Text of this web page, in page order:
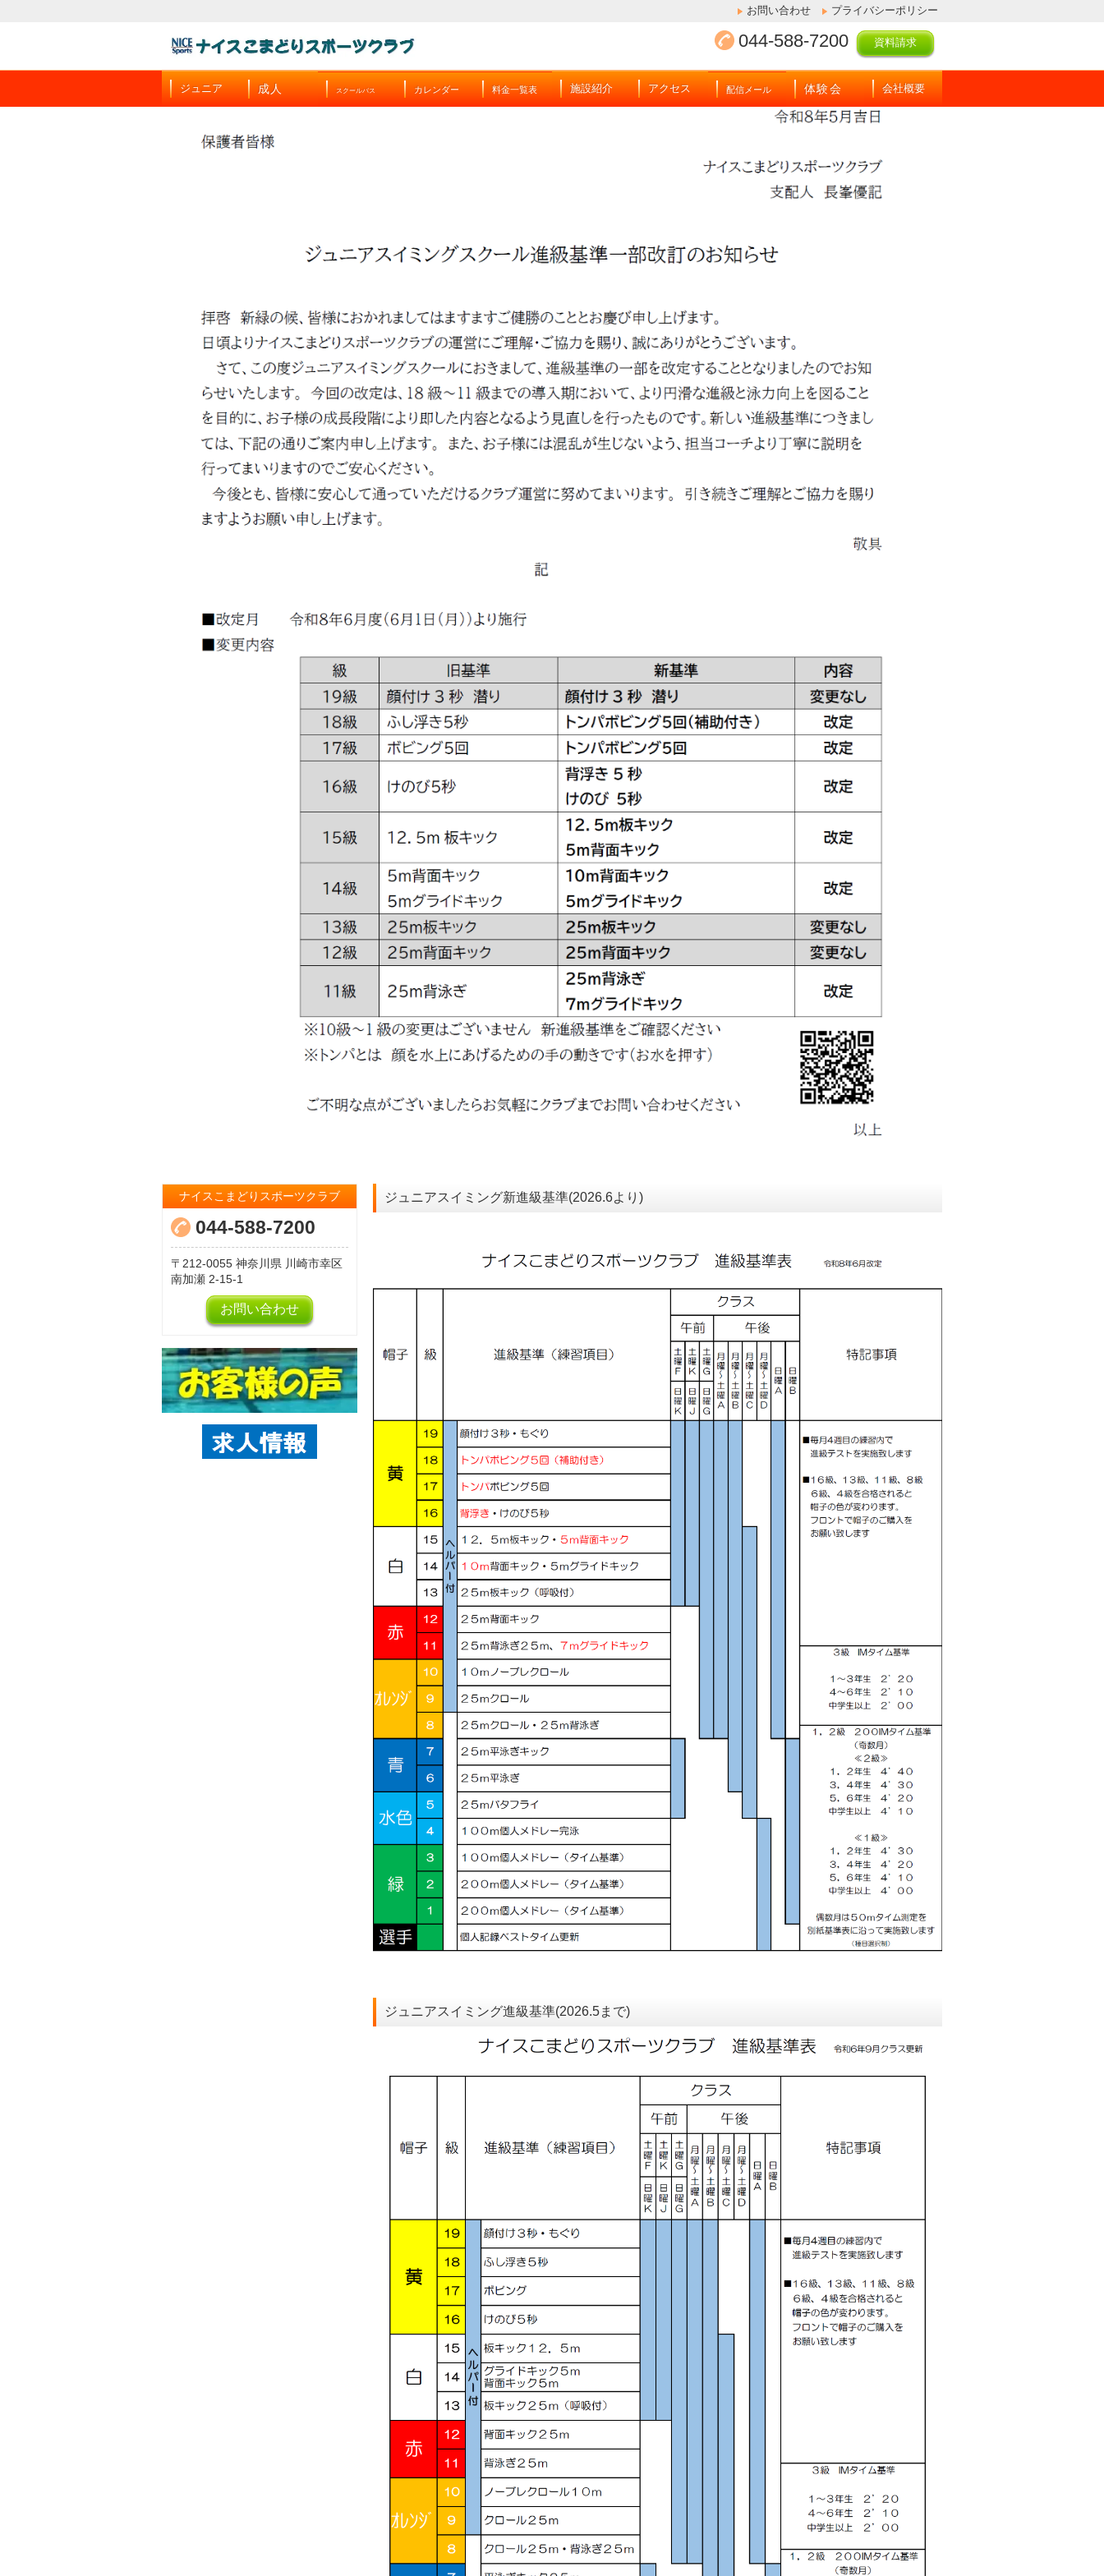
お問い合わせ プライバシーポリシー
044-588-7200 資料請求
ジュニア 成人 スクールバス カレンダー 料金一覧表 施設紹介 アクセス 配信メール 体験会 会社概要
ジュニアスイミング新進級基準(2026.6より)
ジュニアスイミング進級基準(2026.5まで)
ナイスこまどりスポーツクラブ
044-588-7200
212-0055 神奈川県 川崎市幸区
南加瀬 2-15-1
お問い合わせ